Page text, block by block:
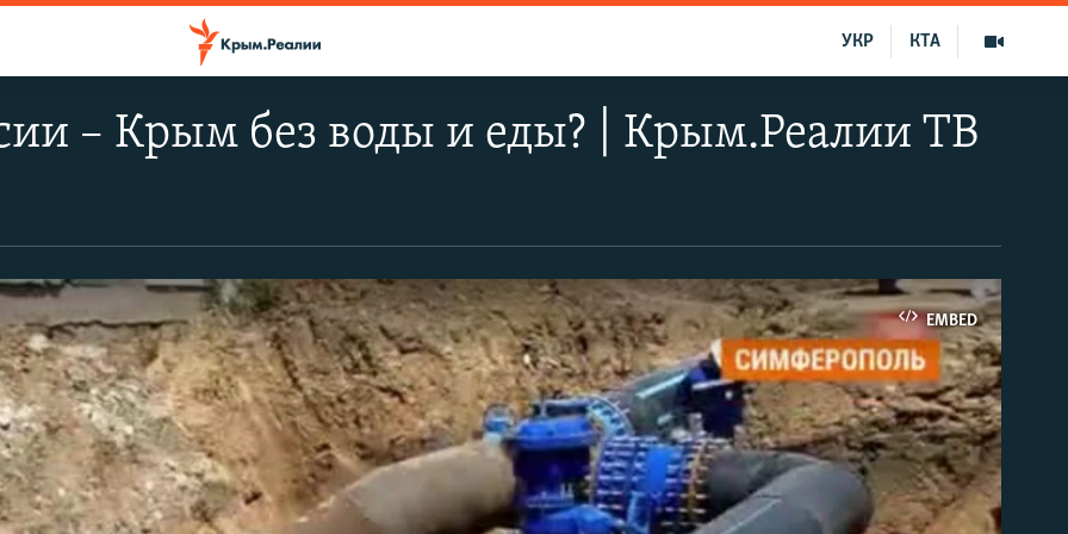
КТА
УКР
– Крым без воды и еды? | Крым.Реалии ТВ
EMBED